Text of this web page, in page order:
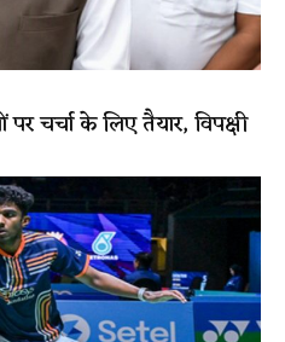
चर्चा के लिए तैयार, विपक्षी